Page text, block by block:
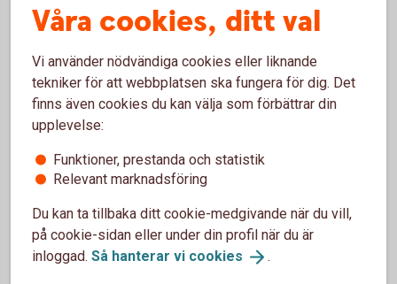
Att försäkringsskydd saknas.
Om en företagare eller nyckelperson blir långvarigt sjuk
kan både inkomsten och pensionssparandet påverkas.
Kompletterande försäkringar kan minska den risken.
Genom att både tidigt och regelbundet se över
pensionslösningen blir det enklare att justera sparandet i
En del av ett attraktivt
arbetsgivarskap
Våra cookies, ditt val
Vi använder nödvändiga cookies eller liknande
tekniker för att webbplatsen ska fungera för dig. Det
finns även cookies du kan välja som förbättrar din
upplevelse:
Funktioner, prestanda och statistik
Relevant marknadsföring
Du kan ta tillbaka ditt cookie-medgivande när du vill,
på cookie-sidan eller under din profil när du är
inloggad. Så hanterar vi cookies .